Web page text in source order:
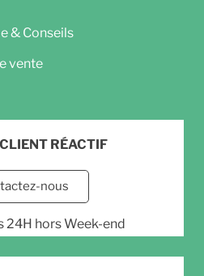
& Conseils
vente
RÉACTIF
nous
24H hors Week-end